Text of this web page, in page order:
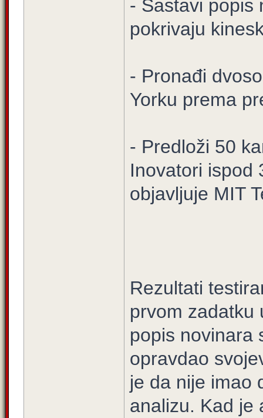
- Sastavi popis
pokrivaju
- Pronađi
Yorku prema
- Predloži 50
Inovatori ispod
objavljuje MIT
Rezultati
prvom zadatku
popis novinara
opravdao
je da nije imao
analizu. Kad je